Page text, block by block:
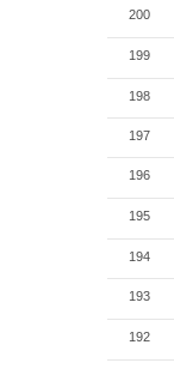
200
199
198
197
196
195
194
193
192